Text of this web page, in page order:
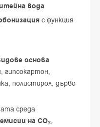
вода
с функция
основа
гипсокартон,
полистирол, дърво
среда
на CO₂,